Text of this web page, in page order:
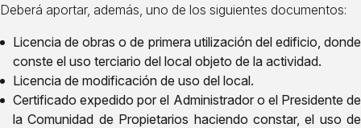
Deberá aportar, además, uno de los siguientes documentos:
Licencia de obras o de primera utilización del edificio, donde
conste el uso terciario del local objeto de la actividad.
Licencia de modificación de uso del local.
Certificado expedido por el Administrador o el Presidente de
la Comunidad de Propietarios haciendo constar, el uso de